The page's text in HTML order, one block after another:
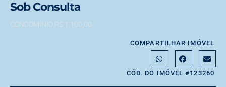
Sob Consulta
CONDOMÍNIO R$ 1.100,00
COMPARTILHAR IMÓVEL
CÓD. DO IMÓVEL #123260